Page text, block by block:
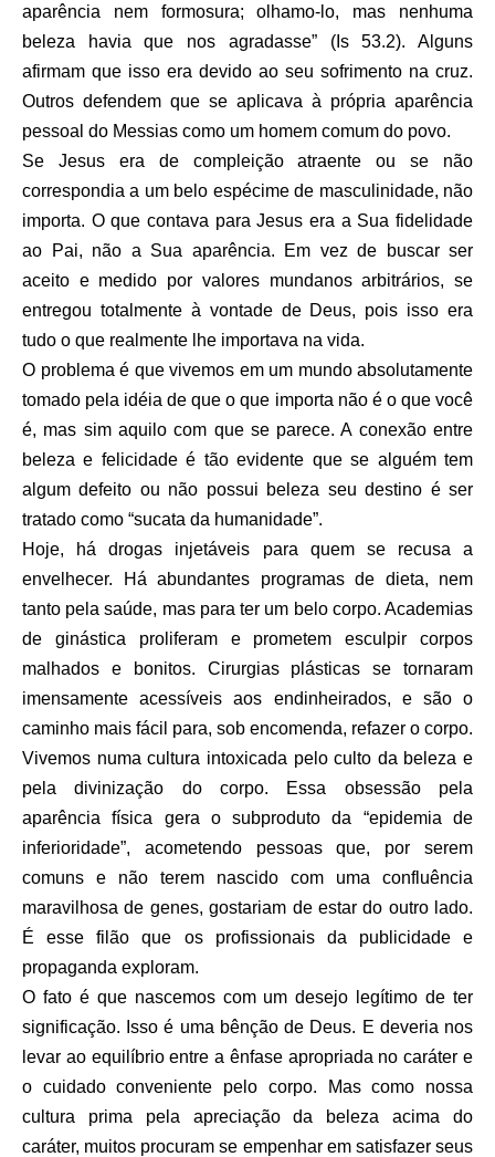
aparência nem formosura; olhamo-lo, mas nenhuma
beleza havia que nos agradasse” (Is 53.2). Alguns
afirmam que isso era devido ao seu sofrimento na cruz.
Outros defendem que se aplicava à própria aparência
pessoal do Messias como um homem comum do povo.
Se Jesus era de compleição atraente ou se não
correspondia a um belo espécime de masculinidade, não
importa. O que contava para Jesus era a Sua fidelidade
ao Pai, não a Sua aparência. Em vez de buscar ser
aceito e medido por valores mundanos arbitrários, se
entregou totalmente à vontade de Deus, pois isso era
tudo o que realmente lhe importava na vida.
O problema é que vivemos em um mundo absolutamente
tomado pela idéia de que o que importa não é o que você
é, mas sim aquilo com que se parece. A conexão entre
beleza e felicidade é tão evidente que se alguém tem
algum defeito ou não possui beleza seu destino é ser
tratado como “sucata da humanidade”.
Hoje, há drogas injetáveis para quem se recusa a
envelhecer. Há abundantes programas de dieta, nem
tanto pela saúde, mas para ter um belo corpo. Academias
de ginástica proliferam e prometem esculpir corpos
malhados e bonitos. Cirurgias plásticas se tornaram
imensamente acessíveis aos endinheirados, e são o
caminho mais fácil para, sob encomenda, refazer o corpo.
Vivemos numa cultura intoxicada pelo culto da beleza e
pela divinização do corpo. Essa obsessão pela
aparência física gera o subproduto da “epidemia de
inferioridade”, acometendo pessoas que, por serem
comuns e não terem nascido com uma confluência
maravilhosa de genes, gostariam de estar do outro lado.
É esse filão que os profissionais da publicidade e
propaganda exploram.
O fato é que nascemos com um desejo legítimo de ter
significação. Isso é uma bênção de Deus. E deveria nos
levar ao equilíbrio entre a ênfase apropriada no caráter e
o cuidado conveniente pelo corpo. Mas como nossa
cultura prima pela apreciação da beleza acima do
caráter, muitos procuram se empenhar em satisfazer seus